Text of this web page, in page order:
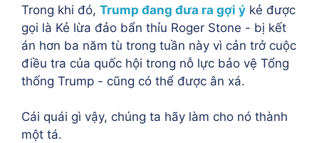
Trong khi đó, Trump đang đưa ra gợi ý kẻ được
gọi là Kẻ lừa đảo bẩn thỉu Roger Stone - bị kết
án hơn ba năm tù trong tuần này vì cản trở cuộc
điều tra của quốc hội trong nỗ lực bảo vệ Tổng
thống Trump - cũng có thể được ân xá.
Cái quái gì vậy, chúng ta hãy làm cho nó thành
một tá.